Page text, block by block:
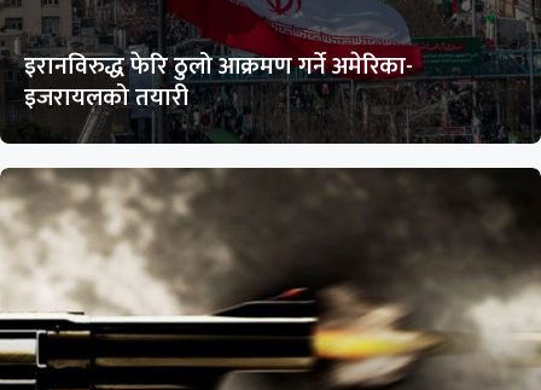
इरानविरुद्ध फेरि ठुलो आक्रमण गर्ने अमेरिका-
इजरायलको तयारी